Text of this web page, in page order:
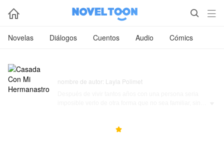
  
Novelas Diálogos Cuentos Audio Cómics
nombre de autor: Layla Polimet
